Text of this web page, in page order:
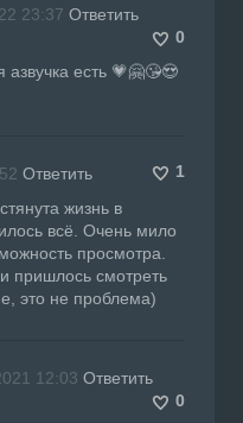
23:37 Ответить
0
есть 💗🤗😘😍
Ответить
1
жизнь в
всё. Очень мило
просмотра.
пришлось смотреть
это не проблема)
12:03 Ответить
0